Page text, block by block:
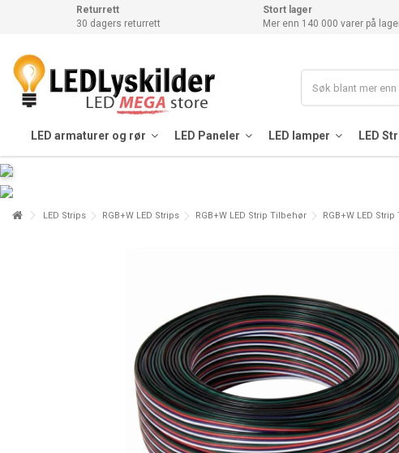
Returrett
30 dagers returrett
Stort lager
Mer enn 140 000 varer på
LED armaturer og rør LED Paneler LED lamper LED
LED Strips RGB+W LED Strips RGB+W LED Strip Tilbehør RGB+W LED